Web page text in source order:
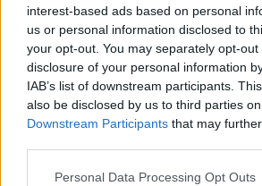
interest-based ads based on personal
us or personal information disclosed to
your opt-out. You may separately opt-
disclosure of your personal information
IAB’s list of downstream participants.
also be disclosed by us to third parties
Downstream Participants that may
Please note that this website/app uses
Personal Data Processing Opt Outs
A Libération szerint az azonnal
modorosságával, a fertő szikár
Mundruczó Kornél Tarr Béla
örököse abban az értelemben,
filmjének minden egyes képe
festményre emlékeztet, és
vagy nagy művet vagy inkább
szeretne csinálni. Míg az
jellemző a tavalyi cannes-i